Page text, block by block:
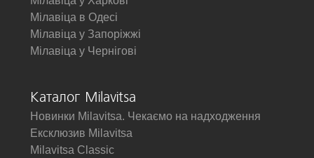
Мілавіца в Одесі
Мілавіца у Запоріжжі
Мілавіца у Чернігові
Каталог Milavitsa
Новинки Milavitsa. Чекаємо на надходження
Ексклюзив Milavitsa
Milavitsa Classic